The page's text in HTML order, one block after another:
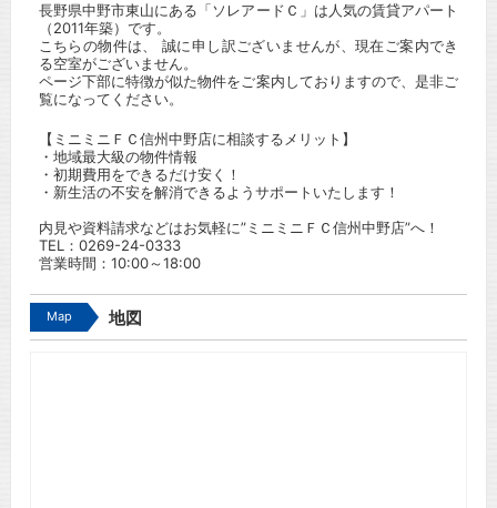
長野県中野市東山にある「ソレアードＣ」は人気の賃貸アパート
（2011年築）です。
こちらの物件は、 誠に申し訳ございませんが、現在ご案内でき
る空室がございません。
ページ下部に特徴が似た物件をご案内しておりますので、是非ご
覧になってください。
【ミニミニＦＣ信州中野店に相談するメリット】
・地域最大級の物件情報
・初期費用をできるだけ安く！
・新生活の不安を解消できるようサポートいたします！
内見や資料請求などはお気軽に”ミニミニＦＣ信州中野店”へ！
TEL： 0269-24-0333
営業時間：10:00～18:00
Map 地図